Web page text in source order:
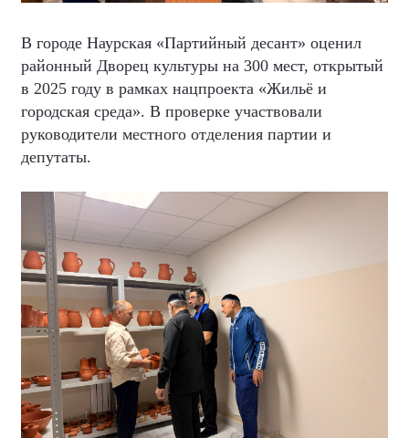
В городе Наурская «Партийный десант» оценил
районный Дворец культуры на 300 мест, открытый
в 2025 году в рамках нацпроекта «Жильё и
городская среда». В проверке участвовали
руководители местного отделения партии и
депутаты.